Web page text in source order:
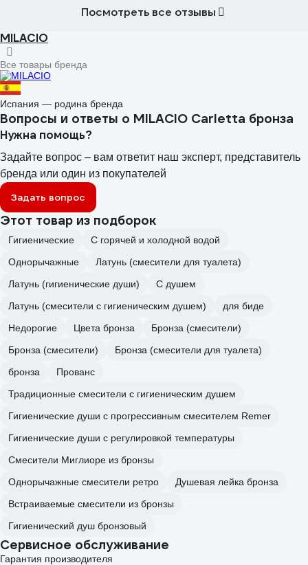
Посмотреть все отзывы
MILACIO
Все товары бренда
Испания — родина бренда
Вопросы и ответы о MILACIO Carletta бронза
Нужна помощь?
Задайте вопрос – вам ответит наш эксперт, представитель
бренда или один из покупателей
Задать вопрос
Этот товар из подборок
Гигиенические
C горячей и холодной водой
Однорычажные
Латунь (смесители для туалета)
Латунь (гигиенические души)
С душем
Латунь (смесители с гигиеническим душем)
для биде
Недорогие
Цвета бронза
Бронза (смесители)
Бронза (смесители)
Бронза (смесители для туалета)
бронза
Прованс
Традиционные смесители с гигиеническим душем
Гигиенические души с прогрессивным смесителем Remer
Гигиенические души с регулировкой температуры
Смесители Миглиоре из бронзы
Однорычажные смесители ретро
Душевая лейка бронза
Встраиваемые смесители из бронзы
Гигиенический душ бронзовый
Сервисное обслуживание
Гарантия производителя